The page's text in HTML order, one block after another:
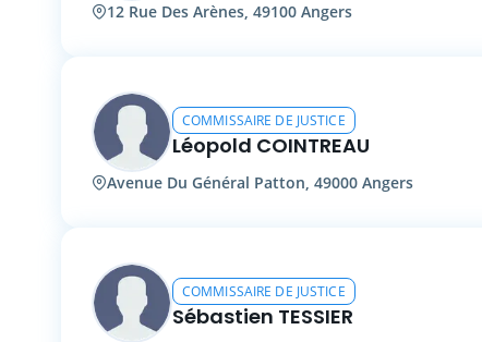
12 Rue Des Arènes, 49100 Angers
COMMISSAIRE DE JUSTICE
Léopold COINTREAU
Avenue Du Général Patton, 49000 Angers
COMMISSAIRE DE JUSTICE
Sébastien TESSIER